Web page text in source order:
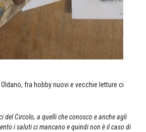
fra hobby nuovi e vecchie letture ci
del Circolo, a quelli che conosco e anche agli
i saluti ci mancano e quindi non è il caso di